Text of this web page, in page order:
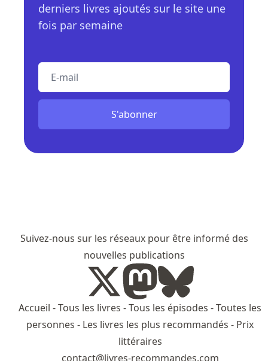
derniers livres ajoutés sur le site une
fois par semaine
E-mail
S'abonner
Suivez-nous sur les réseaux pour être informé des
nouvelles publications
Accueil -Tous les livres -Tous les épisodes -Toutes les
personnes - Les livres les plus recommandés - Prix
littéraires
contact@livres-recommandes.com